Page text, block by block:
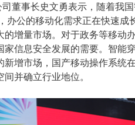
董事长史文勇表示，随着我
办公的移动化需求正在快速成
的增量市场。对于政务等移动
家信息安全发展的需要。智能
新增市场，国产移动操作系统
并确立行业地位。